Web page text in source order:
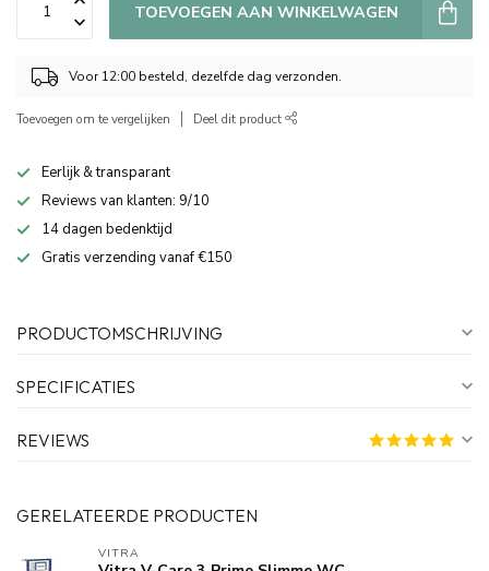
TOEVOEGEN AAN WINKELWAGEN
Voor 12:00 besteld, dezelfde dag verzonden.
Toevoegen om te vergelijken Deel dit product
Eerlijk & transparant
Reviews van klanten: 9/10
14 dagen bedenktijd
Gratis verzending vanaf €150
PRODUCTOMSCHRIJVING
SPECIFICATIES
REVIEWS
GERELATEERDE PRODUCTEN
VITRA